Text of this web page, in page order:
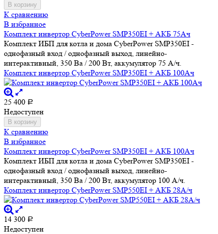
В корзину
К сравнению
В избранное
Комплект инвертор CyberPower SMP350EI + АКБ 75Ач
Комплект ИБП для котла и дома CyberPower SMP350EI -
однофазный вход / однофазный выход, линейно-
интерактивный, 350 Ва / 200 Вт, аккумулятор 75 А/ч.
Комплект инвертор CyberPower SMP350EI + АКБ 100Ач
25 400 Р
Недоступен
В корзину
К сравнению
В избранное
Комплект инвертор CyberPower SMP350EI + АКБ 100Ач
Комплект ИБП для котла и дома CyberPower SMP350EI -
однофазный вход / однофазный выход, линейно-
интерактивный, 350 Ва / 200 Вт, аккумулятор 100 А/ч.
Комплект инвертор CyberPower SMP550EI + АКБ 28А/ч
14 300 Р
Недоступен